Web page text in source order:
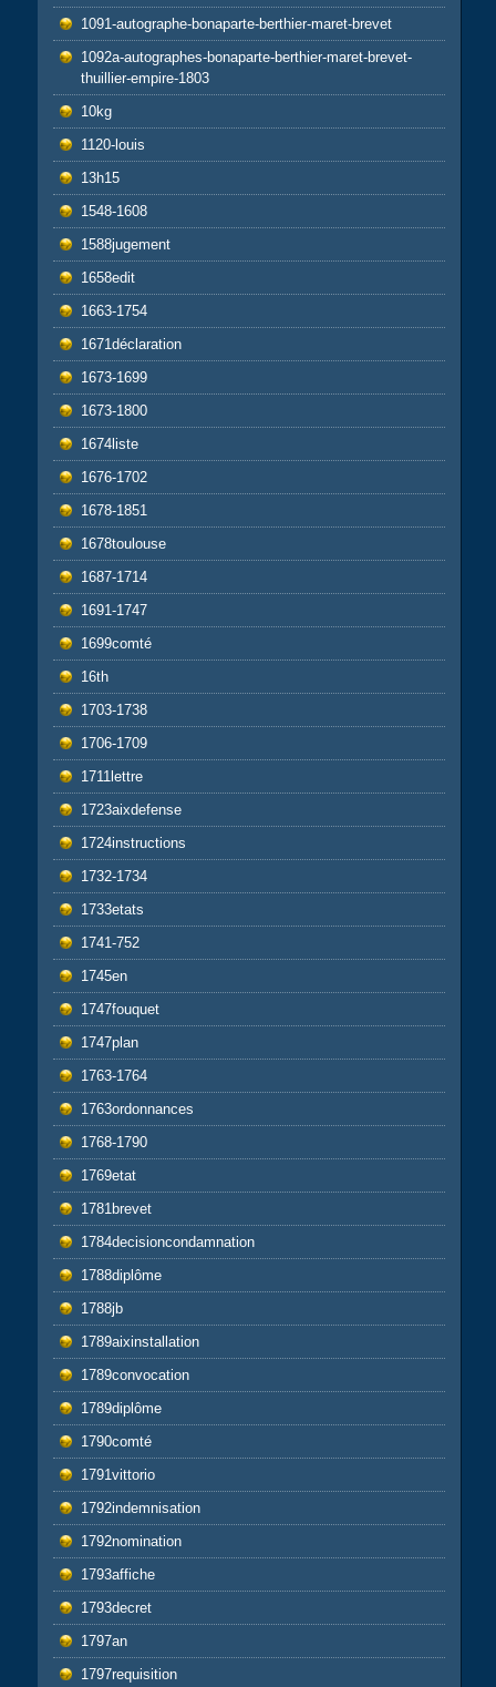
1091-autographe-bonaparte-berthier-maret-brevet
1092a-autographes-bonaparte-berthier-maret-brevet-
thuillier-empire-1803
10kg
1120-louis
13h15
1548-1608
1588jugement
1658edit
1663-1754
1671déclaration
1673-1699
1673-1800
1674liste
1676-1702
1678-1851
1678toulouse
1687-1714
1691-1747
1699comté
16th
1703-1738
1706-1709
1711lettre
1723aixdefense
1724instructions
1732-1734
1733etats
1741-752
1745en
1747fouquet
1747plan
1763-1764
1763ordonnances
1768-1790
1769etat
1781brevet
1784decisioncondamnation
1788diplôme
1788jb
1789aixinstallation
1789convocation
1789diplôme
1790comté
1791vittorio
1792indemnisation
1792nomination
1793affiche
1793decret
1797an
1797requisition